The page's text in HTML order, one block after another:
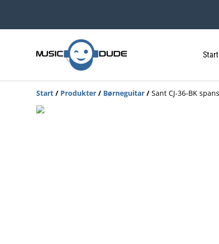
Start
Start / Produkter / Børneguitar / Sant CJ-36-BK